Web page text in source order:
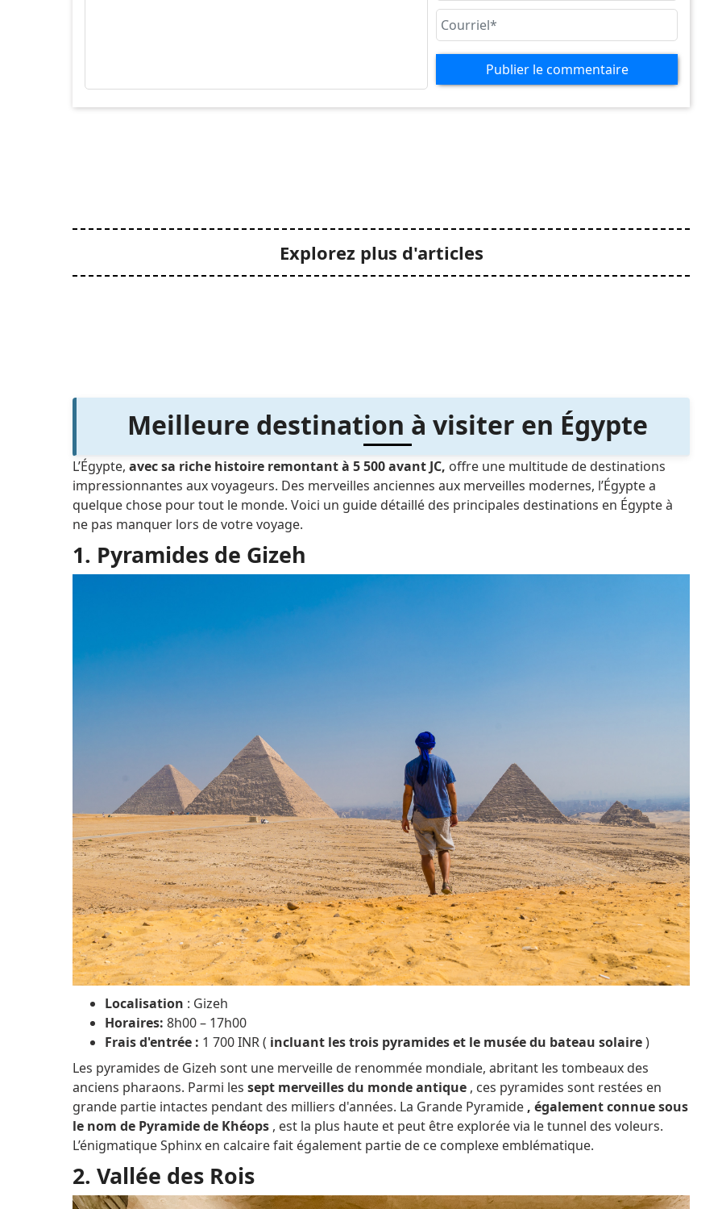
Publier le commentaire
Explorez plus d'articles
Meilleure destination à visiter en Égypte
L’Égypte, avec sa riche histoire remontant à 5 500 avant JC, offre une multitude de destinations
impressionnantes aux voyageurs. Des merveilles anciennes aux merveilles modernes, l’Égypte a
quelque chose pour tout le monde. Voici un guide détaillé des principales destinations en Égypte à
ne pas manquer lors de votre voyage.
1. Pyramides de Gizeh
Localisation : Gizeh
Horaires: 8h00 – 17h00
Frais d'entrée : 1 700 INR ( incluant les trois pyramides et le musée du bateau solaire)
Les pyramides de Gizeh sont une merveille de renommée mondiale, abritant les tombeaux des
anciens pharaons. Parmi les sept merveilles du monde antique , ces pyramides sont restées en
grande partie intactes pendant des milliers d'années. La Grande Pyramide, également connue sous
le nom de Pyramide de Khéops , est la plus haute et peut être explorée via le tunnel des voleurs.
L’énigmatique Sphinx en calcaire fait également partie de ce complexe emblématique.
2. Vallée des Rois